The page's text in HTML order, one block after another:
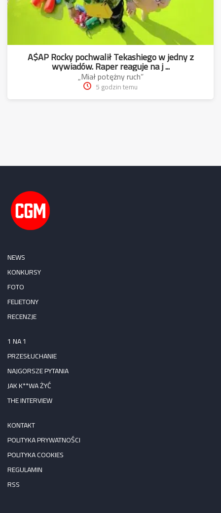
A$AP Rocky pochwalił Tekashiego w jedny z
wywiadów. Raper reaguje na j ...
„Miał potężny ruch”
5 godzin temu
NEWS
KONKURSY
FOTO
FELIETONY
RECENZJE
1 NA 1
PRZESŁUCHANIE
NAJGORSZE PYTANIA
JAK K**WA ŻYĆ
THE INTERVIEW
KONTAKT
POLITYKA PRYWATNOŚCI
POLITYKA COOKIES
REGULAMIN
RSS